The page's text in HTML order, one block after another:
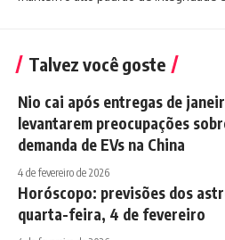
Talvez você goste
Nio cai após entregas de
levantarem preocupações
demanda de EVs na China
4 de fevereiro de 2026
Horóscopo: previsões dos
quarta-feira, 4 de fevereiro